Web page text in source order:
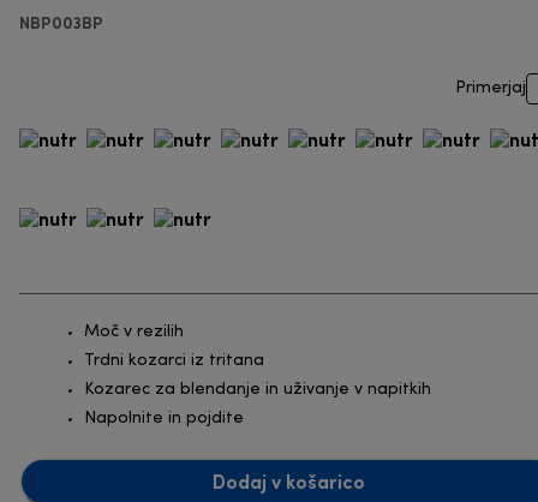
NBP003BP
Primerjaj
Moč v rezilih
Trdni kozarci iz tritana
Kozarec za blendanje in uživanje v napitkih
Napolnite in pojdite
Dodaj v košarico